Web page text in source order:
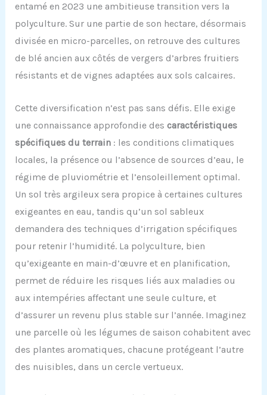
entamé en 2023 une ambitieuse transition vers la
polyculture. Sur une partie de son hectare, désormais
divisée en micro-parcelles, on retrouve des cultures
de blé ancien aux côtés de vergers d’arbres fruitiers
résistants et de vignes adaptées aux sols calcaires.
Cette diversification n’est pas sans défis. Elle exige
une connaissance approfondie des caractéristiques
spécifiques du terrain: les conditions climatiques
locales, la présence ou l’absence de sources d’eau, le
régime de pluviométrie et l’ensoleillement optimal.
Un sol très argileux sera propice à certaines cultures
exigeantes en eau, tandis qu’un sol sableux
demandera des techniques d’irrigation spécifiques
pour retenir l’humidité. La polyculture, bien
qu’exigeante en main-d’œuvre et en planification,
permet de réduire les risques liés aux maladies ou
aux intempéries affectant une seule culture, et
d’assurer un revenu plus stable sur l’année. Imaginez
une parcelle où les légumes de saison cohabitent avec
des plantes aromatiques, chacune protégeant l’autre
des nuisibles, dans un cercle vertueux.